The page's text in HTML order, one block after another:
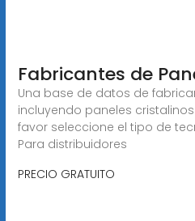
Fabricantes de
Una base de datos de
incluyendo paneles
favor seleccione el tipo de
Para distribuidores
PRECIO GRATUITO